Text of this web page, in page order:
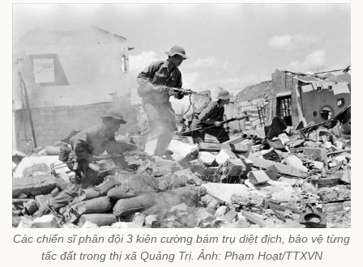
Các chiến sĩ phân đội 3 kiên cường bám trụ diệt địch, bảo vệ từng
tấc đất trong thị xã Quảng Trị. Ảnh: Phạm Hoạt/TTXVN